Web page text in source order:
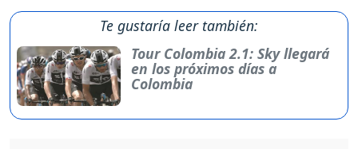
Te gustaría leer también:
Tour Colombia 2.1: Sky llegará
en los próximos días a
Colombia